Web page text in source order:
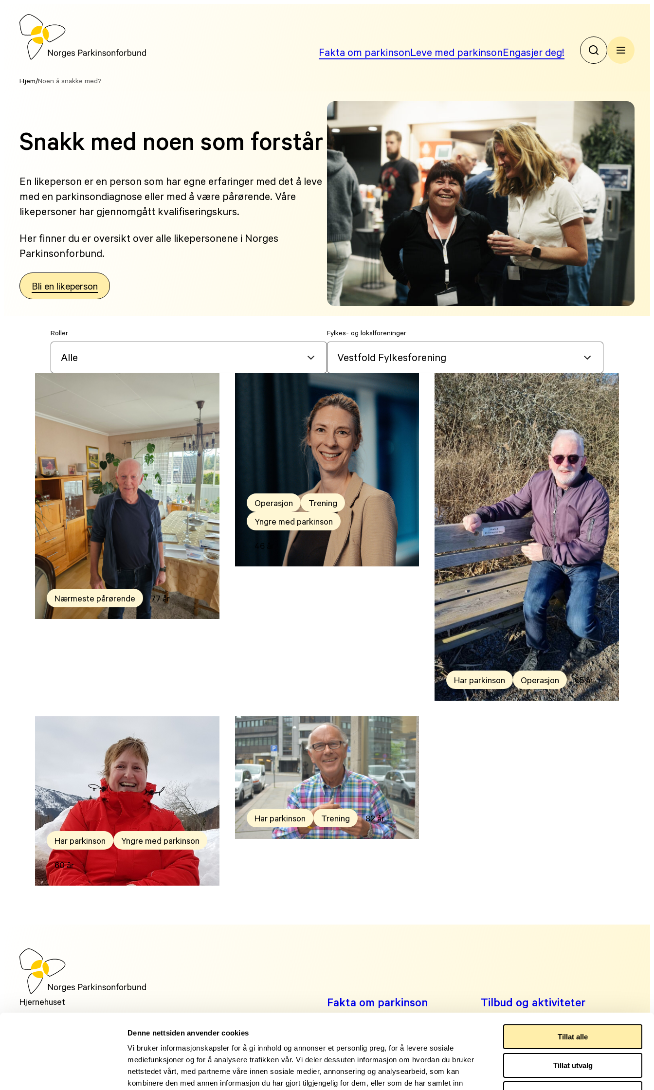
Denne nettsiden anvender cookies
Vi bruker informasjonskapsler for å gi innhold og annonser et personlig preg, for å levere sosiale
mediefunksjoner og for å analysere trafikken vår. Vi deler dessuten informasjon om hvordan du bruker
nettstedet vårt, med partnerne våre innen sosiale medier, annonsering og analysearbeid, som kan
kombinere den med annen informasjon du har gjort tilgjengelig for dem, eller som de har samlet inn
Tillat alle
Tillat utvalg
innhold
Fakta om parkinsonLeve med parkinsonEngasjer deg!
Hjem/Noen å snakke med?
Snakk med noen som forstår
En likeperson er en person som har egne erfaringer med det å leve
med en parkinsondiagnose eller med å være pårørende. Våre
likepersoner har gjennomgått kvalifiseringskurs.
Her finner du er oversikt over alle likepersonene i Norges
Parkinsonforbund.
Bli en likeperson
Roller Fylkes- og lokalforeninger
Nærmeste pårørende 77 år
Operasjon
Trening
Yngre med parkinson
46 år
Har parkinson Operasjon 65 år
Har parkinson Yngre med parkinson
60 år
Har parkinson Trening 82 år
Hjernehuset
Storgata 33, oppgang A, 0184 Oslo
Man kl. 10:30-14:00, tir-fre kl. 09:00-14:00
Fakta om parkinson
Noen å snakke med?
Tilbud og aktiviteter
Kontakt oss
Logg inn Min side